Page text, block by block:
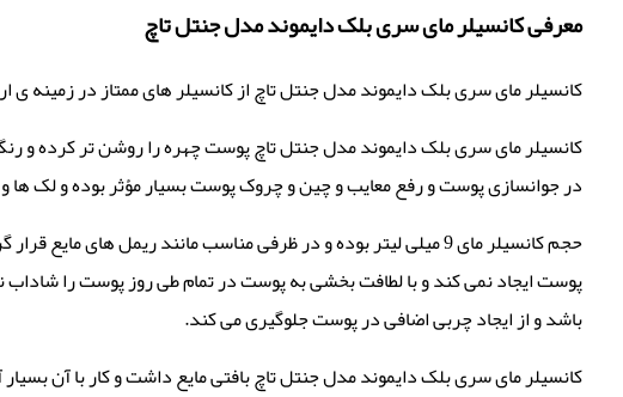
معرفی کانسیلر مای سری بلک دایموند مدل جنتل تاچ
کانسیلر مای سری بلک دایموند مدل جنتل تاچ از کانسیلر های ممتاز در
کانسیلر مای سری بلک دایموند مدل جنتل تاچ پوست چهره را روشن تر کرده و
در جوانسازی پوست و رفع معایب و چین و چروک پوست بسیار مؤثر بوده و لک
حجم کانسیلر مای 9 میلی لیتر بوده و در ظرفی مناسب مانند ریمل
پوست ایجاد نمی کند و با لطافت بخشی به پوست در تمام طی روز پوست را
باشد و از ایجاد چربی اضافی در پوست جلوگیری می کند.
کانسیلر مای سری بلک دایموند مدل جنتل تاچ بافتی مایع داشت و کار با آن بسیار آسان است .این کانسیلر در 3 رنگ با تن کرمی تهیه